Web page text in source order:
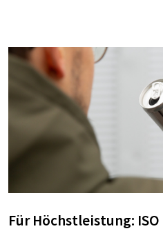
Für Höchstleistung: